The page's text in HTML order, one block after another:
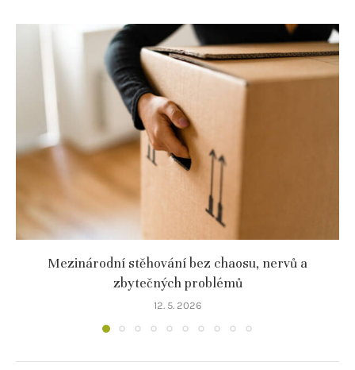
Mezinárodní stěhování bez chaosu, nervů a
zbytečných problémů
12. 5. 2026